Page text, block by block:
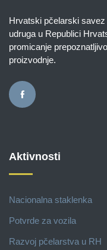
Hrvatski pčelarski
udruga u Republici
promicanje
proizvodnje.
Aktivnosti
Nacionalna staklenka
Potvrde za vozila
Razvoj pčelarstva u RH